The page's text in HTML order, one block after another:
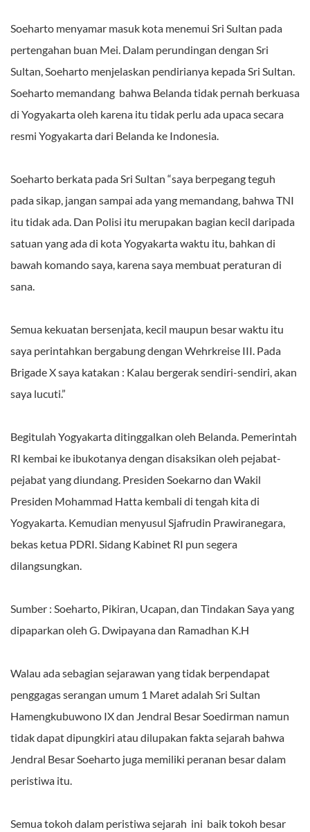
Soeharto menyamar masuk kota menemui Sri Sultan pada
pertengahan buan Mei. Dalam perundingan dengan Sri
Sultan, Soeharto menjelaskan pendirianya kepada Sri Sultan.
Soeharto memandang bahwa Belanda tidak pernah berkuasa
di Yogyakarta oleh karena itu tidak perlu ada upaca secara
resmi Yogyakarta dari Belanda ke Indonesia.
Soeharto berkata pada Sri Sultan “saya berpegang teguh
pada sikap, jangan sampai ada yang memandang, bahwa TNI
itu tidak ada. Dan Polisi itu merupakan bagian kecil daripada
satuan yang ada di kota Yogyakarta waktu itu, bahkan di
bawah komando saya, karena saya membuat peraturan di
sana.
Semua kekuatan bersenjata, kecil maupun besar waktu itu
saya perintahkan bergabung dengan Wehrkreise III. Pada
Brigade X saya katakan : Kalau bergerak sendiri-sendiri, akan
saya lucuti.”
Begitulah Yogyakarta ditinggalkan oleh Belanda. Pemerintah
RI kembai ke ibukotanya dengan disaksikan oleh pejabat-
pejabat yang diundang. Presiden Soekarno dan Wakil
Presiden Mohammad Hatta kembali di tengah kita di
Yogyakarta. Kemudian menyusul Sjafrudin Prawiranegara,
bekas ketua PDRI. Sidang Kabinet RI pun segera
dilangsungkan.
Sumber : Soeharto, Pikiran, Ucapan, dan Tindakan Saya yang
dipaparkan oleh G. Dwipayana dan Ramadhan K.H
Walau ada sebagian sejarawan yang tidak berpendapat
penggagas serangan umum 1 Maret adalah Sri Sultan
Hamengkubuwono IX dan Jendral Besar Soedirman namun
tidak dapat dipungkiri atau dilupakan fakta sejarah bahwa
Jendral Besar Soeharto juga memiliki peranan besar dalam
peristiwa itu.
Semua tokoh dalam peristiwa sejarah ini baik tokoh besar